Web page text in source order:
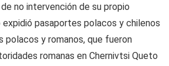
no intervención de su propio
expidió pasaportes polacos y chilenos
polacos y romanos, que fueron
romanas en Chernivtsi Queto